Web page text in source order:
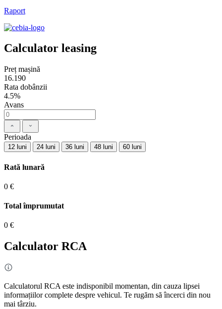
Raport
Calculator leasing
Preț mașină
16.190
Rata dobânzii
4.5%
Avans
Perioada
12 luni 24 luni 36 luni 48 luni 60 luni
Rată lunară
0 €
Total împrumutat
0 €
Calculator RCA
Calculatorul RCA este indisponibil momentan, din cauza lipsei
informațiilor complete despre vehicul. Te rugăm să încerci din nou
mai târziu.